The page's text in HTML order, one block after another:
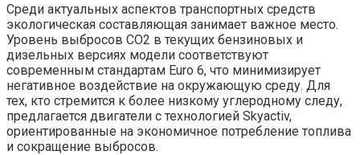
Среди актуальных аспектов транспортных средств
экологическая составляющая занимает важное место.
Уровень выбросов CO2 в текущих бензиновых и
дизельных версиях модели соответствуют
современным стандартам Euro 6, что минимизирует
негативное воздействие на окружающую среду. Для
тех, кто стремится к более низкому углеродному следу,
предлагается двигатели с технологией Skyactiv,
ориентированные на экономичное потребление топлива
и сокращение выбросов.